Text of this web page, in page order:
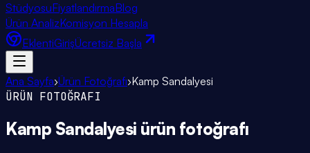
StüdyosuFiyatlandırmaBlog
Ürün AnalizKomisyon Hesapla
EklentiGirişÜcretsiz Başla
Ana Sayfa›Ürün Fotoğrafı›Kamp Sandalyesi
ÜRÜN FOTOĞRAFI
Kamp Sandalyesi ürün fotoğrafı